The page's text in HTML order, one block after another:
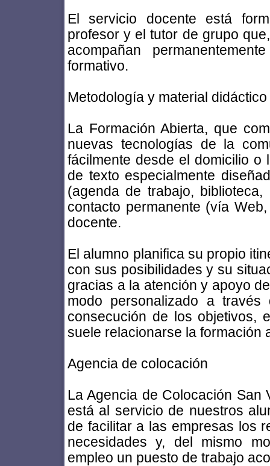
El servicio docente está
profesor y el tutor de grupo
acompañan
formativo.
Metodología y material didáctico
La Formación Abierta, que
nuevas tecnologías de la
fácilmente desde el domicilio
de texto especialmente
(agenda de trabajo,
contacto permanente (vía
docente.
El alumno planifica su propio
con sus posibilidades y su
gracias a la atención y apoyo
modo personalizado a
consecución de los objetivos,
suele relacionarse la formación
Agencia de colocación
La Agencia de Colocación San
está al servicio de nuestros
de facilitar a las empresas los
necesidades y, del mismo
empleo un puesto de trabajo